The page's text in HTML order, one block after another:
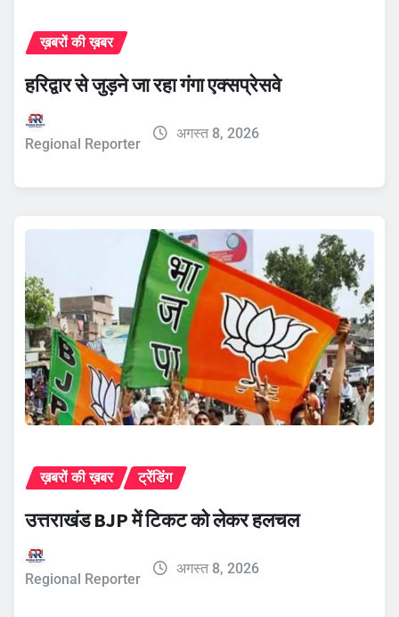
ख़बरों की ख़बर
हरिद्वार से जुड़ने जा रहा गंगा एक्सप्रेसवे
Regional Reporter
अगस्त 8, 2026
ख़बरों की ख़बर ट्रेंडिंग
उत्तराखंड BJP में टिकट को लेकर हलचल
Regional Reporter
अगस्त 8, 2026